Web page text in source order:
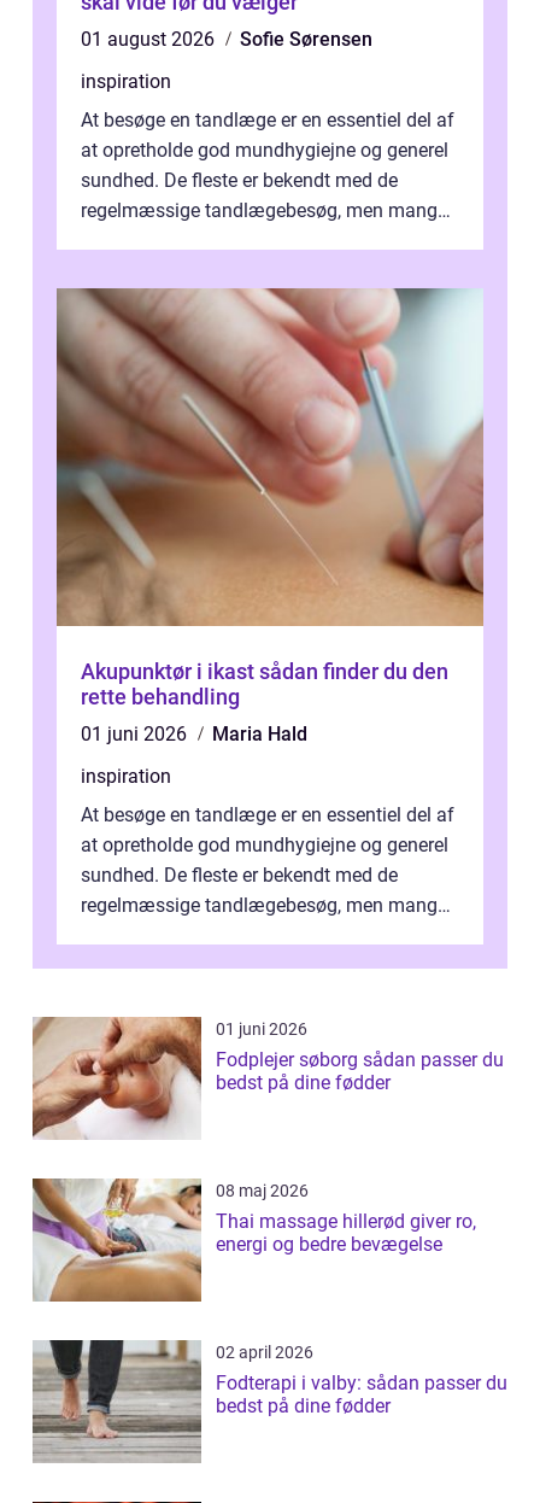
01 august 2026
Sofie Sørensen
inspiration
At besøge en tandlæge er en essentiel del af
at opretholde god mundhygiejne og generel
sundhed. De fleste er bekendt med de
regelmæssige tandlægebesøg, men mange
Akupunktør i ikast sådan finder du den
rette behandling
01 juni 2026
Maria Hald
inspiration
At besøge en tandlæge er en essentiel del af
at opretholde god mundhygiejne og generel
sundhed. De fleste er bekendt med de
regelmæssige tandlægebesøg, men mange
01 juni 2026
Fodplejer søborg sådan passer du
bedst på dine fødder
08 maj 2026
Thai massage hillerød giver ro,
energi og bedre bevægelse
02 april 2026
Fodterapi i valby: sådan passer du
bedst på dine fødder